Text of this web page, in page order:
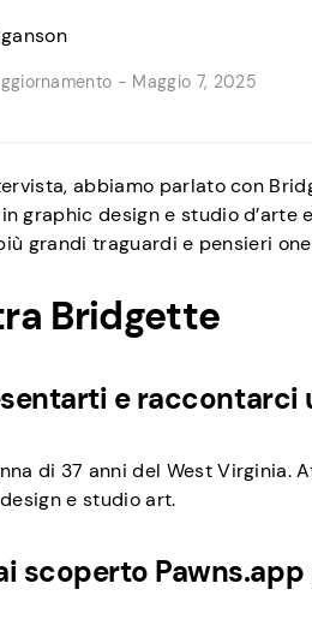
- Maggio 7, 2025
abbiamo parlato con
graphic design e studio
grandi traguardi e pensieri
Bridgette
e raccontarci
di 37 anni del West Virginia.
e studio art.
scoperto